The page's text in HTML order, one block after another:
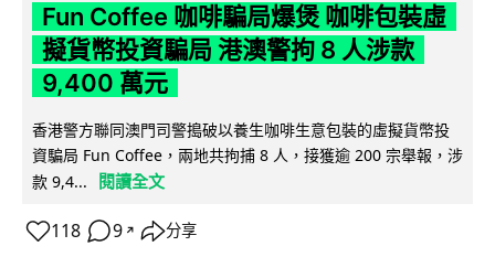
Fun Coffee 咖啡騙局爆煲 咖啡包裝虛
擬貨幣投資騙局 港澳警拘 8 人涉款
9,400 萬元
香港警方聯同澳門司警搗破以養生咖啡生意包裝的虛擬貨幣投
資騙局 Fun Coffee，兩地共拘捕 8 人，接獲逾 200 宗舉報，涉
款 9,4...
閱讀全文
118 9 ↗ 分享